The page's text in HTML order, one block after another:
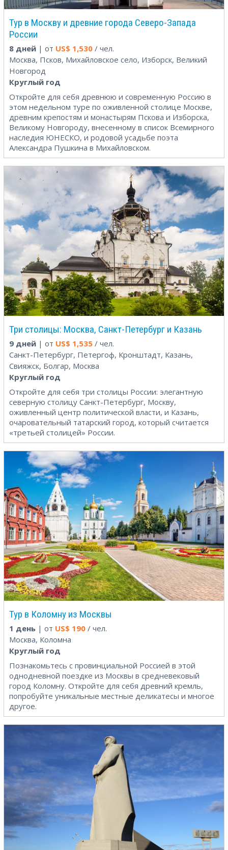
Тур в Москву и древние города Северо-Запада
России
8 дней | от US$ 1,530 / чел.
Москва, Псков, Михайловское село, Изборск, Великий
Новгород
Круглый год
Откройте для себя древнюю и современную Россию в
этом недельном туре по оживленной столице Москве,
древним крепостям и монастырям Пскова и Изборска,
Великому Новгороду, внесенному в список Всемирного
наследия ЮНЕСКО, и родовой усадьбе поэта
Александра Пушкина в Михайловском.
Три столицы: Москва, Санкт-Петербург и Казань
9 дней | от US$ 1,535 / чел.
Санкт-Петербург, Петергоф, Кронштадт, Казань,
Свияжск, Болгар, Москва
Круглый год
Откройте для себя три столицы России: элегантную
северную столицу Санкт-Петербург, Москву,
оживленный центр политической власти, и Казань,
очаровательный татарский город, который считается
«третьей столицей» России.
Тур в Коломну из Москвы
1 день | от US$ 190 / чел.
Москва, Коломна
Круглый год
Познакомьтесь с провинциальной Россией в этой
однодневной поездке из Москвы в средневековый
город Коломну. Откройте для себя древний кремль,
попробуйте уникальные местные деликатесы и многое
другое.